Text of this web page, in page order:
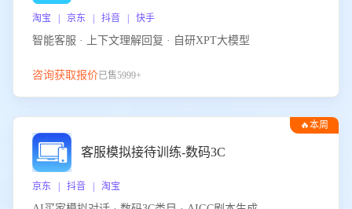
淘宝 | 京东 | 抖音 | 快手
智能客服 · 上下文理解回复 · 自研XPT大模型
咨询获取报价已售5999+
🔥本周
客服模拟接待训练-数码3C
京东 | 抖音 | 淘宝